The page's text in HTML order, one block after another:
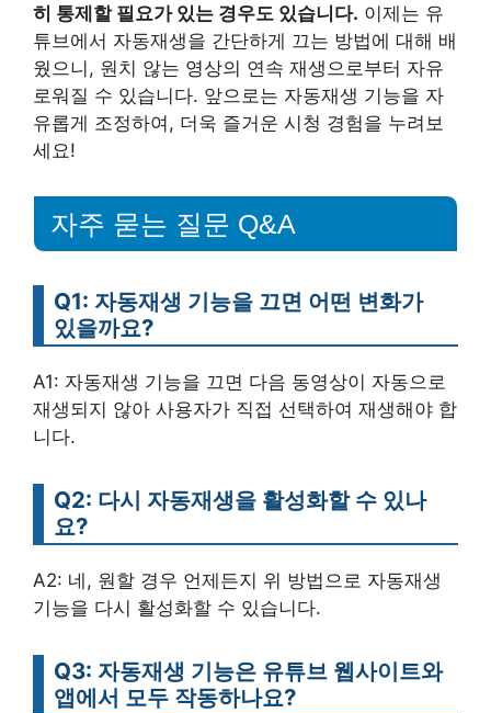
히 통제할 필요가 있는 경우도 있습니다. 이제는 유
튜브에서 자동재생을 간단하게 끄는 방법에 대해 배
웠으니, 원치 않는 영상의 연속 재생으로부터 자유
로워질 수 있습니다. 앞으로는 자동재생 기능을 자
유롭게 조정하여, 더욱 즐거운 시청 경험을 누려보
세요!
자주 묻는 질문 Q&A
Q1: 자동재생 기능을 끄면 어떤 변화가
있을까요?
A1: 자동재생 기능을 끄면 다음 동영상이 자동으로
재생되지 않아 사용자가 직접 선택하여 재생해야 합
니다.
Q2: 다시 자동재생을 활성화할 수 있나
요?
A2: 네, 원할 경우 언제든지 위 방법으로 자동재생
기능을 다시 활성화할 수 있습니다.
Q3: 자동재생 기능은 유튜브 웹사이트와
앱에서 모두 작동하나요?